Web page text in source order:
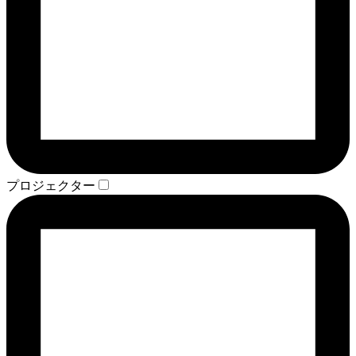
プロジェクター